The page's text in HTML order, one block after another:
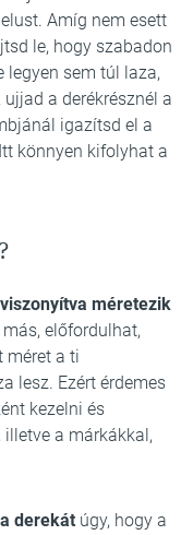
Amíg nem esett
le, hogy szabadon
legyen sem túl laza,
a derékrésznél a
igazítsd el a
könnyen kifolyhat a
méretezik
előfordulhat,
méret a ti
lesz. Ezért érdemes
kezelni és
a márkákkal,
derekát úgy, hogy a